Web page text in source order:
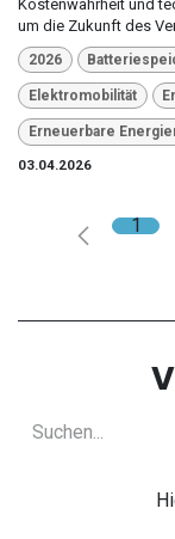
Kostenwahrheit und
um die Zukunft des
2026
Elektromobilität
Erneuerbare
03.04.2026
1